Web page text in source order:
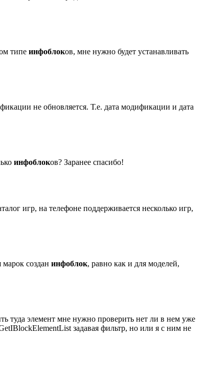
типе инфоблоков, мне нужно будет устанавливать
не обновляется. Т.е. дата модификации и дата
инфоблоков? Заранее спасибо!
игр, на телефоне поддерживается несколько игр,
создан инфоблок, равно как и для моделей,
туда элемент мне нужно проверить нет ли в нем уже
задавая фильтр, но или я с ним не